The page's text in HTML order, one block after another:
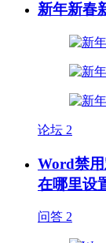
新年新春
论坛 2
Word禁
在哪里设
问答 2